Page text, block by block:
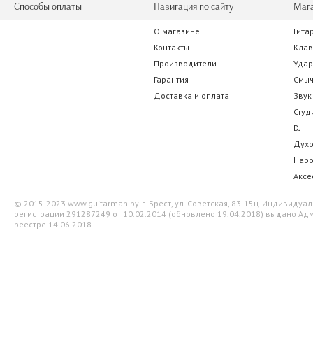
12.25 р.
Stagg
Способы оплаты Навигация по сайту
О магазине
Контакты
Производители
Гарантия
Доставка и оплата
Звук
DJ
© 2015-2023 www.guitarman.by. г. Брест, ул. Советская, 83-15ц.
регистрации 291287249 от 10.02.2014 (обновлено 19.04.2018) выдано
реестре 14.06.2018.